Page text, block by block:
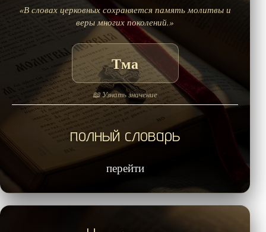
«В словах церковных сохраняется память молитвы и
веры многих поколений.»
Тма
📖 Узнать значение
полный словарь
перейти